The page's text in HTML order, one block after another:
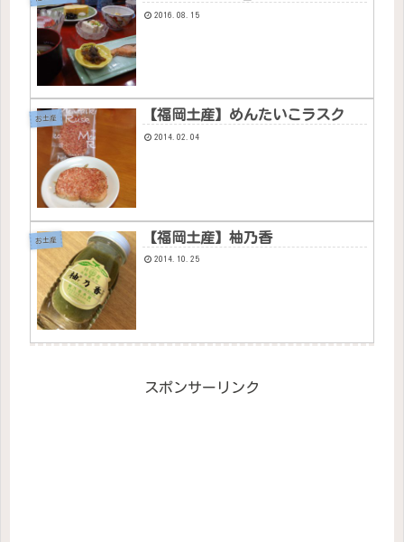
2016.08.15
お土産 【福岡土産】めんたいこラスク
2014.02.04
お土産 【福岡土産】柚乃香
2014.10.25
スポンサーリンク